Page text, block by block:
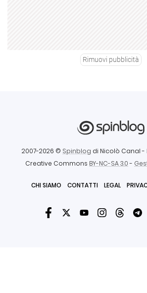
Rimuovi pubblicità
2007-2026 © Spinblog di Nicolò Canal -
Creative Commons BY-NC-SA 3.0-
CHI SIAMO CONTATTI LEGAL